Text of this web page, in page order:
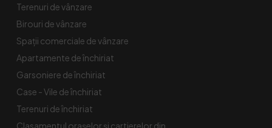
Terenuri de vânzare
Birouri de vânzare
Spaţii comerciale de vânzare
Apartamente de închiriat
Garsoniere de închiriat
Case - Vile de închiriat
Terenuri de închiriat
Clasamentul orașelor și cartierelor din